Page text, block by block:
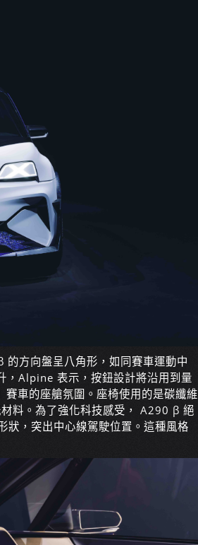
方向盤呈八角形，如同賽車運動中
，Alpine 表示，按鈕設計將沿用到量
車的座艙氛圍。座椅使用的是碳纖維
料。為了強化科技感受， A290 β 絕
狀，突出中心線駕駛位置。這種風格